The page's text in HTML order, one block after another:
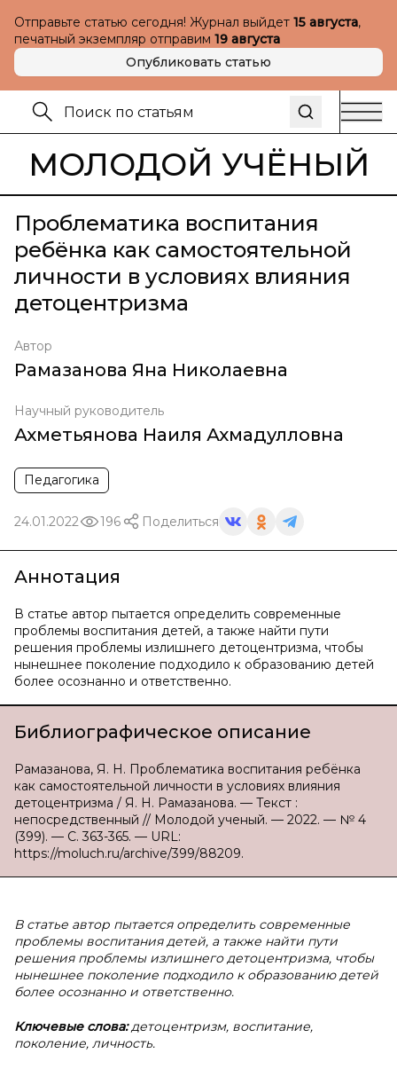
Отправьте статью сегодня! Журнал выйдет 15 августа,
печатный экземпляр отправим 19 августа
Опубликовать статью
МОЛОДОЙ УЧЁНЫЙ
Проблематика воспитания
ребёнка как самостоятельной
личности в условиях влияния
детоцентризма
Автор
Рамазанова Яна Николаевна
Научный руководитель
Ахметьянова Наиля Ахмадулловна
Педагогика
24.01.2022 196 Поделиться
Аннотация
В статье автор пытается определить современные
проблемы воспитания детей, а также найти пути
решения проблемы излишнего детоцентризма, чтобы
нынешнее поколение подходило к образованию детей
более осознанно и ответственно.
Библиографическое описание
Рамазанова, Я. Н. Проблематика воспитания ребёнка
как самостоятельной личности в условиях влияния
детоцентризма / Я. Н. Рамазанова. — Текст :
непосредственный // Молодой ученый. — 2022. — № 4
(399). — С. 363-365. — URL:
https://moluch.ru/archive/399/88209.
В статье автор пытается определить современные
проблемы воспитания детей, а также найти пути
решения проблемы излишнего детоцентризма, чтобы
нынешнее поколение подходило к образованию детей
более осознанно и ответственно.
Ключевые слова:детоцентризм, воспитание,
поколение, личность.